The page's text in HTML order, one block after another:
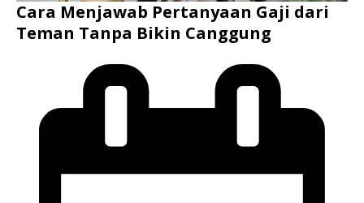
Cara Menjawab Pertanyaan Gaji dari
Teman Tanpa Bikin Canggung